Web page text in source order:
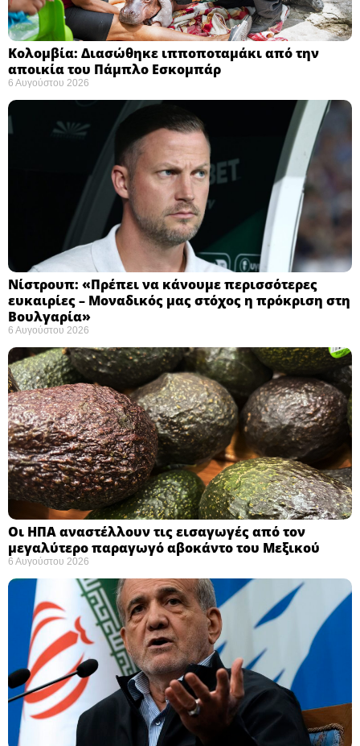
Κολομβία: Διασώθηκε ιπποποταμάκι από την
αποικία του Πάμπλο Εσκομπάρ ​
6 Αυγούστου 2026
Νίστρουπ: «Πρέπει να κάνουμε περισσότερες
ευκαιρίες – Μοναδικός μας στόχος η πρόκριση στη
Βουλγαρία» ​
6 Αυγούστου 2026
Οι ΗΠΑ αναστέλλουν τις εισαγωγές από τον
μεγαλύτερο παραγωγό αβοκάντο του Μεξικού ​
6 Αυγούστου 2026